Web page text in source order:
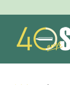
content